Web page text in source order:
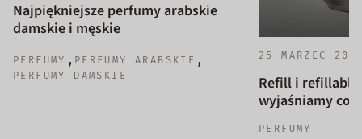
Najpiękniejsze perfumy arabskie
damskie i męskie
PERFUMY , PERFUMY ARABSKIE ,
PERFUMY DAMSKIE
25 MARZEC
Refill i refillable
wyjaśniamy co
PERFUMY